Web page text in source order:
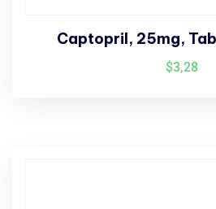
Captopril, 25mg,
$3,28